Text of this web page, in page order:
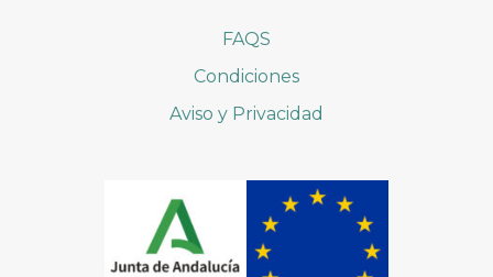
FAQS
Condiciones
Aviso y Privacidad